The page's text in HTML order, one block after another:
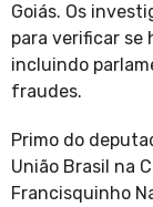
Goiás. Os
para verificar se
incluindo
fraudes.
Primo do
União Brasil na
Francisquinho